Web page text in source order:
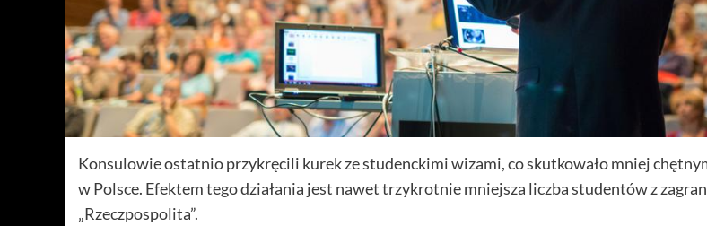
Konsulowie ostatnio przykręcili kurek ze studenckimi wizami, co skutkowało mniej
w Polsce. Efektem tego działania jest nawet trzykrotnie mniejsza liczba studentów z
„Rzeczpospolita”.